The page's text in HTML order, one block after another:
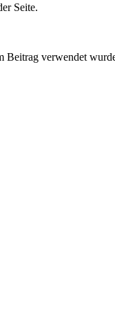
Seite.
Beitrag verwendet